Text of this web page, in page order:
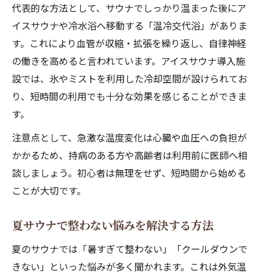
サウナで体臭改善を目指す工夫
妊活男性も安心のサウナ活用法とは
サウナ後の体調変化を正しく理解する
サウナ涼感が日々の健康管理に役立つ理由
代表的な方法として、サウナでしっかり温まった後にア
イスサウナや冷水浴へ移動する「温冷交代浴」がありま
す。これにより血管が収縮・拡張を繰り返し、自律神経
の働きを高めると言われています。アイスサウナ導入施
設では、氷やミストを利用した冷却空間が設けられてお
り、短時間の利用でも十分な効果を感じることができま
す。
注意点として、急激な温度変化は心臓や血圧への負担が
かかるため、持病のある方や高齢者は利用前に医師へ相
談しましょう。初心者は無理をせず、短時間から始める
ことが大切です。
夏サウナで整わない悩みを解決する方法
夏のサウナでは「暑すぎて整わない」「クールダウンで
きない」といった悩みが多く聞かれます。これは外気温